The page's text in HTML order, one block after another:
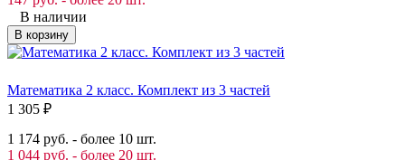
В наличии
В корзину
Математика 2 класс. Комплект из 3 частей
1 305 ₽
1 174 руб. - более 10 шт.
1 044 руб. - более 20 шт.